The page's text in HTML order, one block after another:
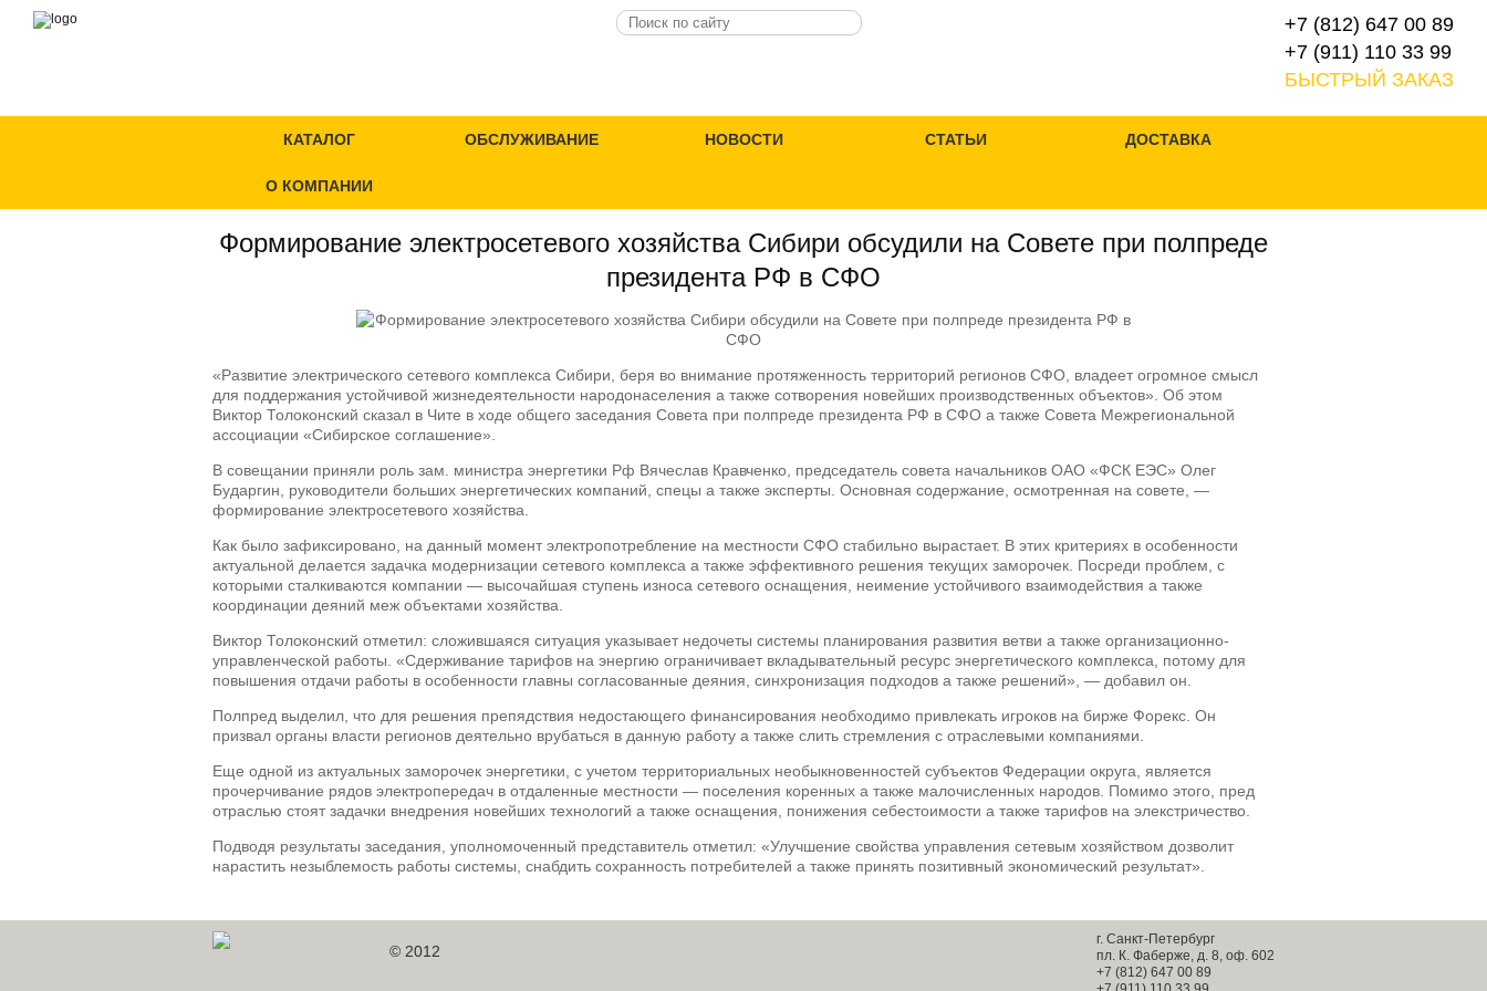
+7 (812) 647 00 89
+7 (911) 110 33 99
БЫСТРЫЙ ЗАКАЗ
КАТАЛОГ ОБСЛУЖИВАНИЕ НОВОСТИ СТАТЬИ ДОСТАВКА
О КОМПАНИИ
Формирование электросетевого хозяйства Сибири обсудили на Совете при полпреде
президента РФ в СФО
«Развитие электрического сетевого комплекса Сибири, беря во внимание протяженность территорий регионов СФО, владеет огромное смысл
для поддержания устойчивой жизнедеятельности народонаселения а также сотворения новейших производственных объектов». Об этом
Виктор Толоконский сказал в Чите в ходе общего заседания Совета при полпреде президента РФ в СФО а также Совета Межрегиональной
ассоциации «Сибирское соглашение».
В совещании приняли роль зам. министра энергетики Рф Вячеслав Кравченко, председатель совета начальников ОАО «ФСК ЕЭС» Олег
Бударгин, руководители больших энергетических компаний, спецы а также эксперты. Основная содержание, осмотренная на совете, —
формирование электросетевого хозяйства.
Как было зафиксировано, на данный момент электропотребление на местности СФО стабильно вырастает. В этих критериях в особенности
актуальной делается задачка модернизации сетевого комплекса а также эффективного решения текущих заморочек. Посреди проблем, с
которыми сталкиваются компании — высочайшая ступень износа сетевого оснащения, неимение устойчивого взаимодействия а также
координации деяний меж объектами хозяйства.
Виктор Толоконский отметил: сложившаяся ситуация указывает недочеты системы планирования развития ветви а также организационно-
управленческой работы. «Сдерживание тарифов на энергию ограничивает вкладывательный ресурс энергетического комплекса, потому для
повышения отдачи работы в особенности главны согласованные деяния, синхронизация подходов а также решений», — добавил он.
Полпред выделил, что для решения препядствия недостающего финансирования необходимо привлекать игроков на бирже Форекс. Он
призвал органы власти регионов деятельно врубаться в данную работу а также слить стремления с отраслевыми компаниями.
Еще одной из актуальных заморочек энергетики, с учетом территориальных необыкновенностей субъектов Федерации округа, является
прочерчивание рядов электропередач в отдаленные местности — поселения коренных а также малочисленных народов. Помимо этого, пред
отраслью стоят задачки внедрения новейших технологий а также оснащения, понижения себестоимости а также тарифов на элекстричество.
Подводя результаты заседания, уполномоченный представитель отметил: «Улучшение свойства управления сетевым хозяйством дозволит
нарастить незыблемость работы системы, снабдить сохранность потребителей а также принять позитивный экономический результат».
© 2012
г. Санкт-Петербург
пл. К. Фаберже, д. 8, оф. 602
+7 (812) 647 00 89